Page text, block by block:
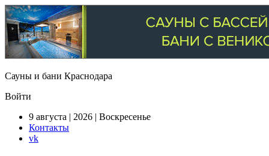
Сауны и бани Краснодара
Войти
9 августа | 2026 | Воскресенье
Контакты
vk